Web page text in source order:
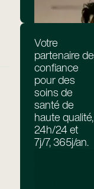
Votre
partenaire de
confiance
pour des
soins de
santé de
haute qualité,
24h/24 et
7j/7, 365j/an.